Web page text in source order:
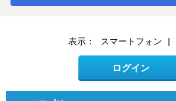
表示： スマートフォン |
ログイン